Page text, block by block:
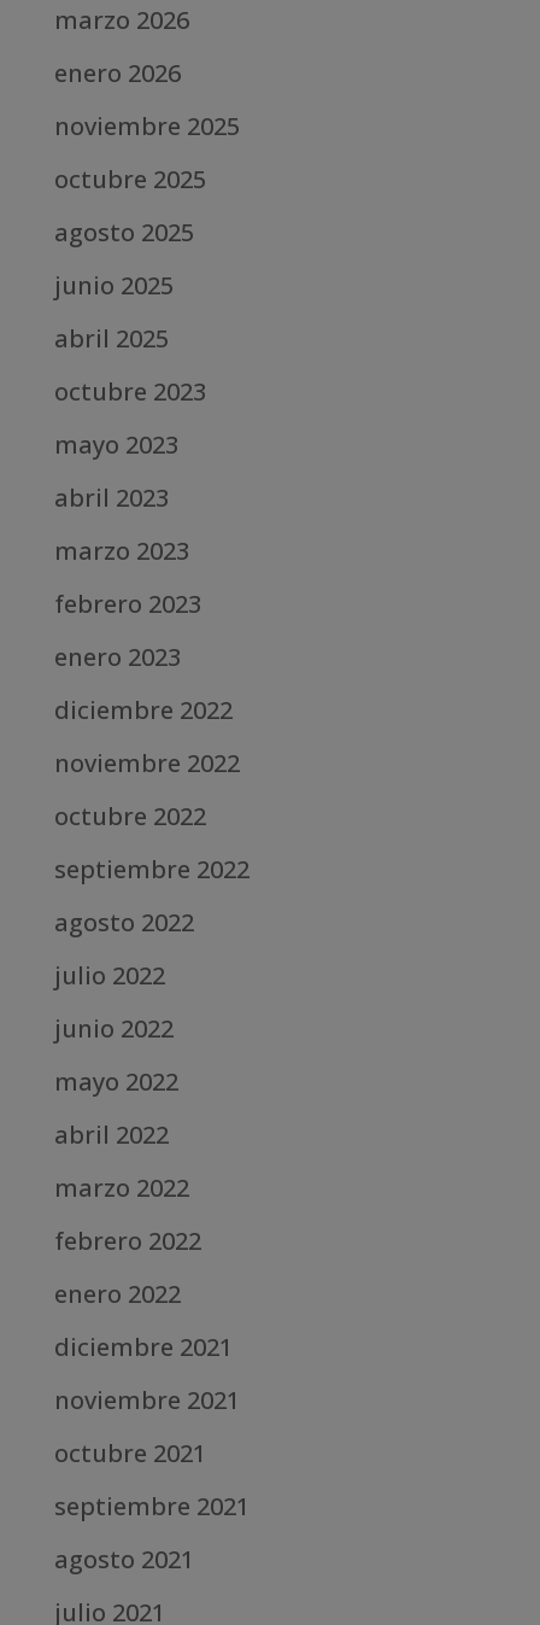
marzo 2026
enero 2026
noviembre 2025
octubre 2025
agosto 2025
junio 2025
abril 2025
octubre 2023
mayo 2023
abril 2023
marzo 2023
febrero 2023
enero 2023
diciembre 2022
noviembre 2022
octubre 2022
septiembre 2022
agosto 2022
julio 2022
junio 2022
mayo 2022
abril 2022
marzo 2022
febrero 2022
enero 2022
diciembre 2021
noviembre 2021
octubre 2021
septiembre 2021
agosto 2021
julio 2021